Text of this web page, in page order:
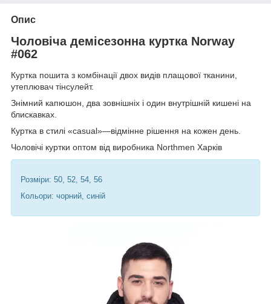
Опис
Чоловіча демісезонна куртка Norway
#062
Куртка пошита з комбінації двох видів плащової тканини,
утеплювач тінсулейт.
Знімний капюшон, два зовнішніх і один внутрішній кишені на
блискавках.
Куртка в стилі «casual»—відмінне рішення на кожен день.
Чоловічі куртки оптом від виробника Northmen Харків
Розміри: 50, 52, 54, 56
Кольори: чорний, синій